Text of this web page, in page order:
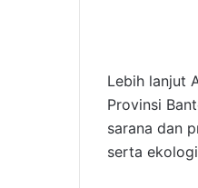
Lebih lanjut
Provinsi
sarana dan
serta